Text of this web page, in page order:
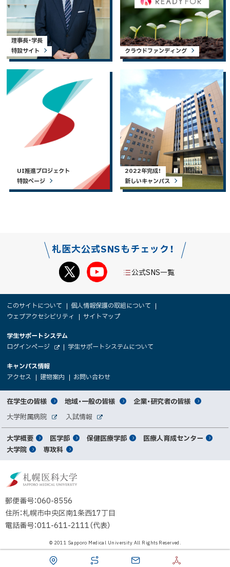
理事長・学長
特設サイト
クラウドファンディング
UI推進プロジェクト
特設ページ
2022年完成！
新しいキャンパス
札医大公式SNSもチェック！
公式SNS一覧
サ
ト
報
このサイトについて
個人情報保護の取組について
ウェブアクセシビリティ
サイトマップ
大
学
関
者
向
け
学生サポートシステム
ログインページ
イ
ト
（
新
ィ
ド
ウ
で
開
き
ま
す
学生サポートシステムについて
キャンパス情報
アクセス
（
新
規
ウ
ィ
ン
ド
ウ
で
き
ま
）
建物案内
（
新
規
ウ
ィ
ン
ド
ウ
で
き
ま
）
お問い合わせ
規
ウ
ィ
ウ
で
ま
サ
イ
ト
マ
プ
対
象
者
別
メ
ュ
ー
在学生の皆様 地域・一般の皆様 企業・研究者の皆様
関
連
サ
大学附属病院
サ
イ
ト
入試情報
サ
メ
イ
メ
ュ
ー
大学概要 医学部 保健医療学部
医療人育成センター
大学院
専攻科
立
大
法
郵便番号：060-8556
住所：札幌市中央区南1条西17丁目
電話番号：011-611-2111（代表）
© 2011 Sapporo Medical University All Rights Reserved.